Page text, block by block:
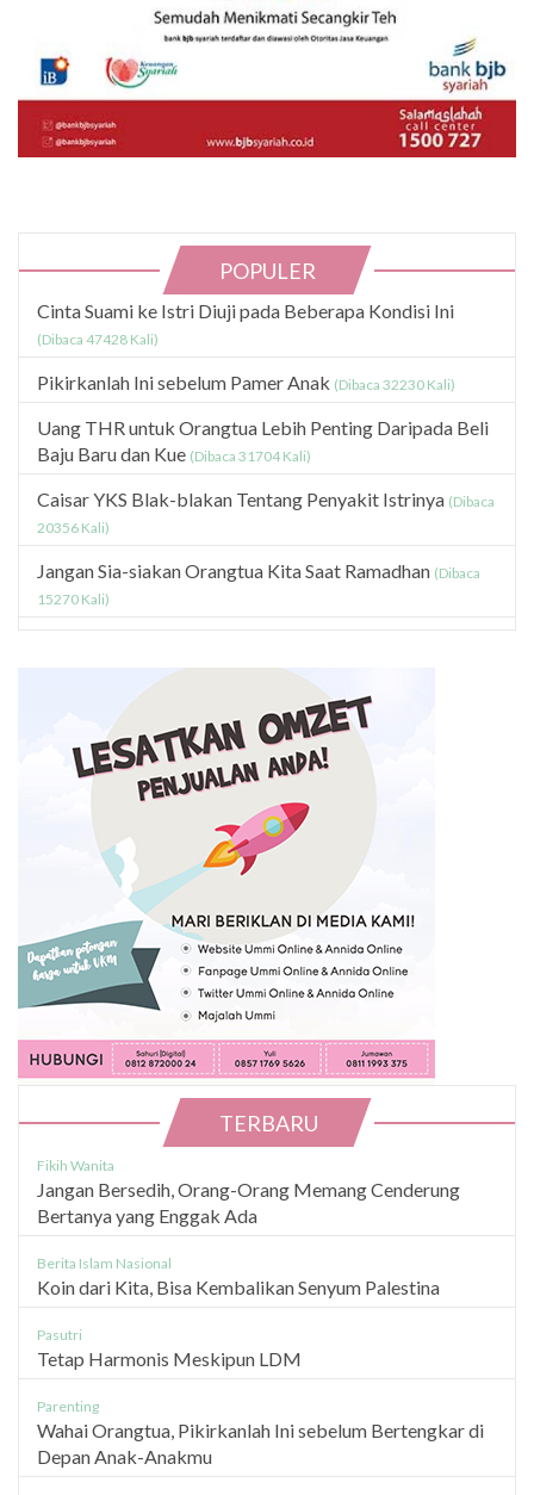
POPULER
Cinta Suami ke Istri Diuji pada Beberapa Kondisi Ini
(Dibaca 47428 Kali)
Pikirkanlah Ini sebelum Pamer Anak (Dibaca 32230 Kali)
Uang THR untuk Orangtua Lebih Penting Daripada Beli
Baju Baru dan Kue (Dibaca 31704 Kali)
Caisar YKS Blak-blakan Tentang Penyakit Istrinya (Dibaca
20356 Kali)
Jangan Sia-siakan Orangtua Kita Saat Ramadhan (Dibaca
15270 Kali)
TERBARU
Fikih Wanita
Jangan Bersedih, Orang-Orang Memang Cenderung
Bertanya yang Enggak Ada
Berita Islam Nasional
Koin dari Kita, Bisa Kembalikan Senyum Palestina
Pasutri
Tetap Harmonis Meskipun LDM
Parenting
Wahai Orangtua, Pikirkanlah Ini sebelum Bertengkar di
Depan Anak-Anakmu